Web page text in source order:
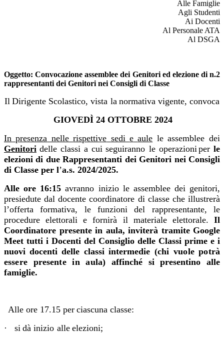
Alle Famiglie
Agli Studenti
Ai Docenti
Al Personale ATA
Al DSGA
Oggetto: Convocazione assemblee dei Genitori ed elezione di n.2
rappresentanti dei Genitori nei Consigli di Classe
Il Dirigente Scolastico, vista la normativa vigente, convoca
GIOVEDÌ 24 OTTOBRE 2024
In presenza nelle rispettive sedi e aule le assemblee dei
Genitori delle classi a cui seguiranno le operazioniper le
elezioni di due Rappresentanti dei Genitori nei Consigli
di Classe per l’a.s. 2024/2025.
Alle ore 16:15avranno inizio le assemblee dei genitori,
presiedute dal docente coordinatore di classe che illustrerà
l’offerta formativa, le funzioni del rappresentante, le
procedure elettorali e fornirà il materiale elettorale. Il
Coordinatore presente in aula, inviterà tramite Google
Meet tutti i Docenti del Consiglio delle Classi prime e i
nuovi docenti delle classi intermedie (chi vuole potrà
essere presente in aula) affinché si presentino alle
famiglie.
Alle ore 17.15 per ciascuna classe:
·
si dà inizio alle elezioni;